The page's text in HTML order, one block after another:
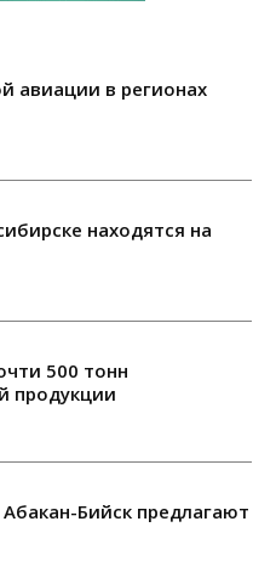
авиации в регионах
находятся на
500 тонн
продукции
Бийск предлагают